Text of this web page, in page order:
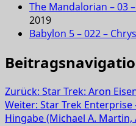
The Mandalorian – 03
2019
Babylon 5 – 022 –
Zurück: Star Trek: Aron
Weiter: Star Trek Enterprise
Hingabe (Michael A. Martin,